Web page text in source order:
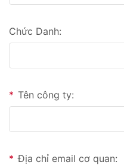
Chức Danh:
* Tên công ty:
* Địa chỉ email cơ quan: